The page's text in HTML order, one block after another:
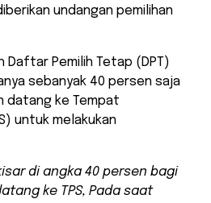
undangan pemilihan
Daftar Pemilih Tetap (DPT)
sebanyak 40 persen saja
datang ke Tempat
untuk melakukan
di angka 40 persen bagi
ke TPS, Pada saat